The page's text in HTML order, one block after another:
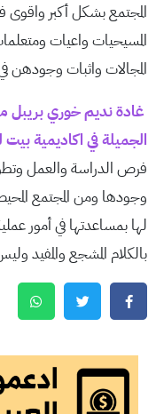
المجتمع بشكل أكبر واقوى
المسيحيات واعيات
المجالات واثبات وجودهن
غادة نديم خوري بريبل
الجميلة في اكاديمية بيت
فرص الدراسة والعمل
وجودها ومن المجتمع
لها بمساعدتها في أمور
بالكلام المشجع والمفيد